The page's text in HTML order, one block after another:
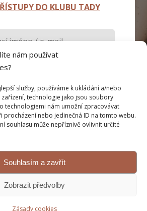
nám používat
služby, používáme k ukládání a/nebo
technologie jako jsou soubory
technologiemi nám umožní zpracovávat
procházení nebo jedinečná ID na tomto webu.
souhlasu může nepříznivě ovlivnit určité
Souhlasím a zavřít
Zobrazit předvolby
Zásady cookies
DO KLUBU TADY
si mě
Přihlásit se
Zapomněli jste heslo?